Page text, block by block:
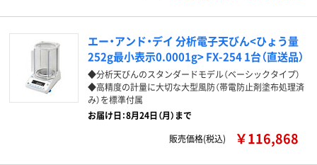
エー・アンド・デイ 分析電子天びん<ひょう量
252g最小表示0.0001g> FX-254 1台（直送品）
◆分析天びんのスタンダードモデル（ベーシックタイプ）
◆高精度の計量に大切な大型風防（帯電防止剤塗布処理済
み）を標準付属
お届け日：8月24日（月）まで
販売価格(税込)
￥116,868